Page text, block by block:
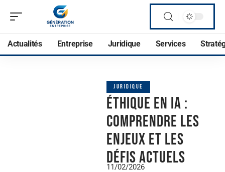
Actualités Entreprise Juridique Services
JURIDIQUE
Éthique en IA :
comprendre les
enjeux et les
défis actuels
11/02/2026